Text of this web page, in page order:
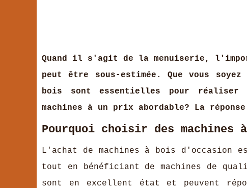
Quand il s'agit de la menuiserie,
peut être sous-estimée. Que vous
bois sont essentielles pour
machines à un prix abordable? La
Pourquoi choisir des machines
L'achat de machines à bois d'occasion
tout en bénéficiant de machines de
sont en excellent état et peuvent